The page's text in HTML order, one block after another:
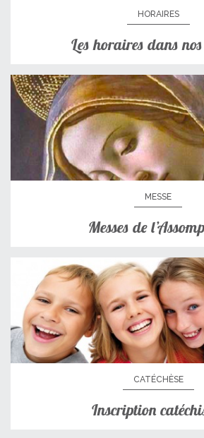
HORAIRES
Les horaires dans
MESSE
Messes de
CATÉCHÈSE
Inscription